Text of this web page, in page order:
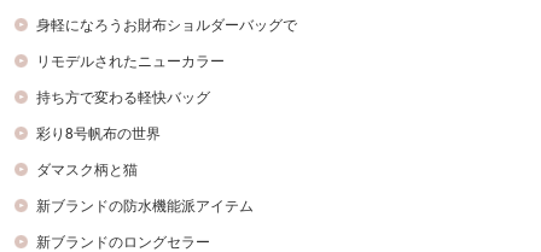
身軽になろうお財布ショルダーバッグで
リモデルされたニューカラー
持ち方で変わる軽快バッグ
彩り8号帆布の世界
ダマスク柄と猫
新ブランドの防水機能派アイテム
新ブランドのロングセラー